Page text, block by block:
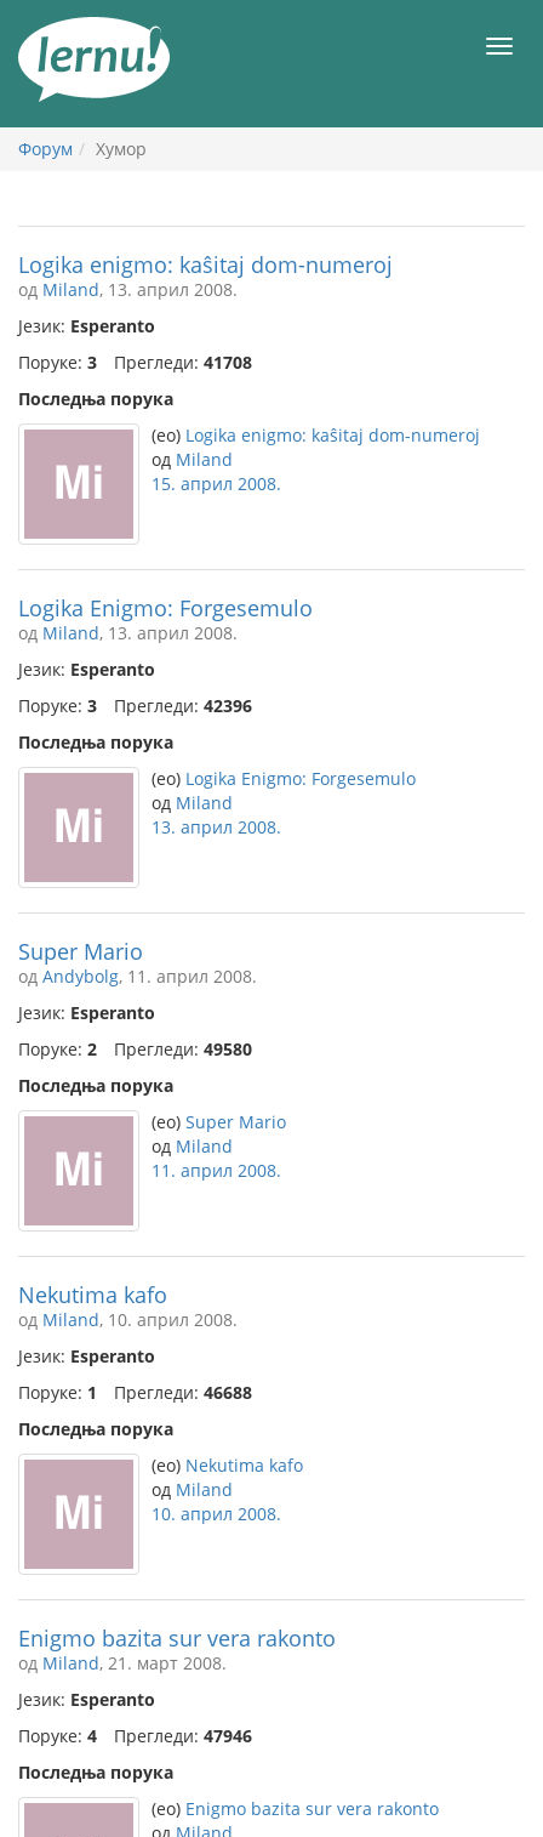
садржају
Форум Хумор
Logika enigmo: kaŝitaj dom-numeroj
од Miland, 13. април 2008.
Језик: Esperanto
Поруке: 3 Прегледи: 41708
Последња порука
(eo) Logika enigmo: kaŝitaj dom-numeroj
од Miland
15. април 2008.
Logika Enigmo: Forgesemulo
од Miland, 13. април 2008.
Језик: Esperanto
Поруке: 3 Прегледи: 42396
Последња порука
(eo) Logika Enigmo: Forgesemulo
од Miland
13. април 2008.
Super Mario
од Andybolg, 11. април 2008.
Језик: Esperanto
Поруке: 2 Прегледи: 49580
Последња порука
(eo) Super Mario
од Miland
11. април 2008.
Nekutima kafo
од Miland, 10. април 2008.
Језик: Esperanto
Поруке: 1 Прегледи: 46688
Последња порука
(eo) Nekutima kafo
од Miland
10. април 2008.
Enigmo bazita sur vera rakonto
од Miland, 21. март 2008.
Језик: Esperanto
Поруке: 4 Прегледи: 47946
Последња порука
(eo) Enigmo bazita sur vera rakonto